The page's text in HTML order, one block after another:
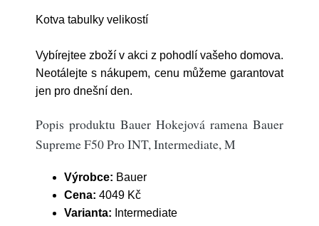
Kotva tabulky velikostí
Vybírejtee zboží v akci z pohodlí vašeho domova.
Neotálejte s nákupem, cenu můžeme garantovat
jen pro dnešní den.
Popis produktu Bauer Hokejová ramena Bauer
Supreme F50 Pro INT, Intermediate, M
Výrobce: Bauer
Cena: 4049 Kč
Varianta: Intermediate